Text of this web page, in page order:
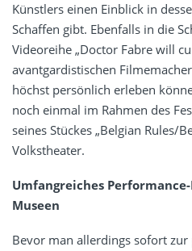
Künstlers einen Einblick in
Schaffen gibt. Ebenfalls in die
Videoreihe „Doctor Fabre will
avantgardistischen
höchst persönlich erleben
noch einmal im Rahmen des
seines Stückes „Belgian Rules/
Volkstheater.
Umfangreiches
Museen
Bevor man allerdings sofort